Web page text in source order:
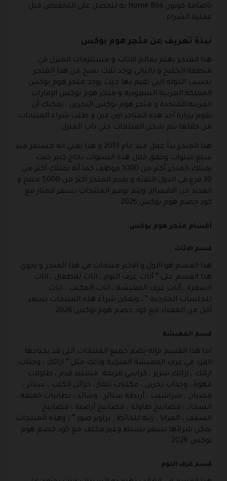
باضافة كوبون Home Box به لتحصل على التخفيض قبل
عملية الشراء .
نبذة تعريف عن متجر هوم بوكس
هذا المتجر يهتم بعالم الاثاث و مستلزمات المنزل في
منطقة الخليج و بالتالي يوجد ثلاث نسخ من هذا المتجر
بحسب الدولة التي تقيم بها حيث يوجد متجر هوم بوكس
المملكة العربية السعودية و متجر هوم بوكس الإمارات
العربية المتحدة و متجر هوم بوكس البحرين ، يمكنك أن
تقوم بزيارة أحد هذه المتاجر اون لاين و طلب شراء المنتجات
من خلالها يتم شحن المنتجات حتي باب المنزل .
هذا المتجر بدأ عمل منذ عام 2013 و هذا يعني انه مستمر منذ
سبع سنوات وحقق خلال هذه السنوات نجاح كبير حيث
يمتلك المتجر أكثر من 1000 موظف كما أنه يمتلك أكثر من
30 فرع في الدول الثلاثة و يقدم المتجر أكثر من 5000 منتج و
العديد من الاقسام، ويتم توفير المنتجات بسعر ممتاز مع
كود خصم هوم بوكس 2026.
أقسام متجر هوم بوكس
قسم الاثاث
هذا القسم هو الاول و الاكثر منتجات في هذا المتجر و يحوي
هذا القسم على ” أثاث غرف النوم ، اثاث للاطفال ، اثاث
السفرة ، أثاث غرف المعيشة ، اثاث المكتب ، اثاث
للجلسات الخارجية ” ، ويمكن شراء هذه المنتجات بسعر
أقل من المعتاد مع كود خصم هوم بوكس 2026.
قسم المعيشة
اما هذا القسم فإنه يضم جميع المنتجات التي قد يحتاجها
الفرد في غرف المعيشة المنزلية وذلك مثل ” ارائك ، وحدات
ارائك ، ارائك سرير ، كراسي مريحة مستند قدم ، طاولات
قهوة ، وحدات تخزين ، مكتبات تلفاز ، خزائن الكتب ، ستائر ،
قضبان ، شراشيب ، أربطة ستائر ، وسائد ، بطانيات خفيفة ،
السجاد ، مصابيح طاولة ، مصابيح أرضية ، مصابيح
السقف ، المرايا ، زينة للحائط ، براويز صور ” ، وهذه المنتجات
يمكن شرائها بسعر بسيط وغير مكلف مع كود خصم هوم
بوكس 2026.
قسم غرف النوم